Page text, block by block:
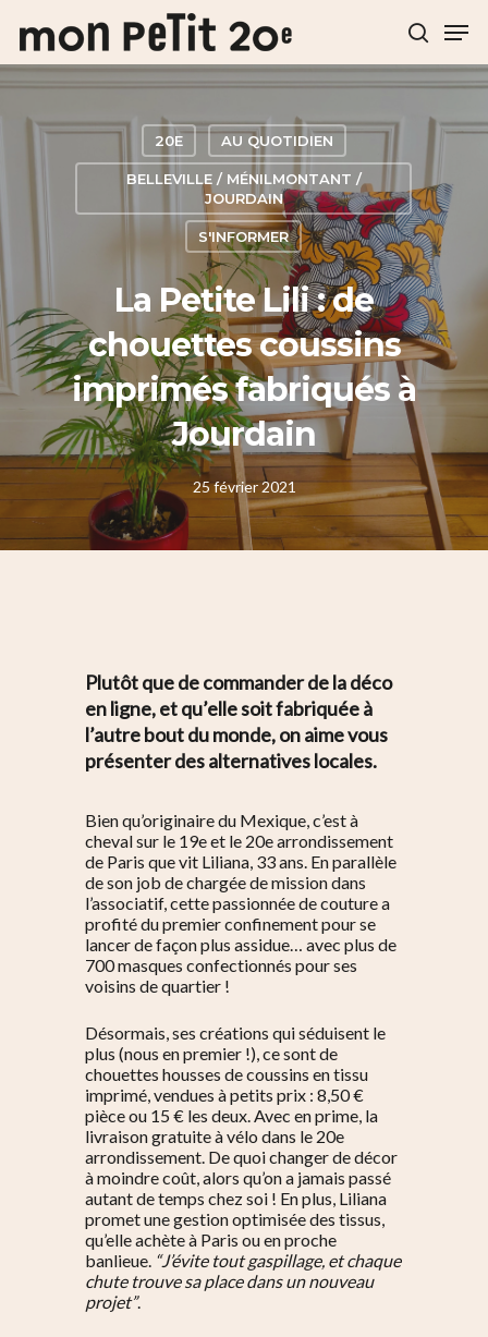
Hit enter to search or ESC to close
20E AU QUOTIDIEN
BELLEVILLE / MÉNILMONTANT /
JOURDAIN
S'INFORMER
La Petite Lili : de
chouettes coussins
imprimés fabriqués à
Jourdain
25 février 2021
Plutôt que de commander de la déco
en ligne, et qu’elle soit fabriquée à
l’autre bout du monde, on aime vous
présenter des alternatives locales.
Bien qu’originaire du Mexique, c’est à
cheval sur le 19e et le 20e arrondissement
de Paris que vit Liliana, 33 ans. En parallèle
de son job de chargée de mission dans
l’associatif, cette passionnée de couture a
profité du premier confinement pour se
lancer de façon plus assidue… avec plus de
700 masques confectionnés pour ses
voisins de quartier !
Désormais, ses créations qui séduisent le
plus (nous en premier !), ce sont de
chouettes housses de coussins en tissu
imprimé, vendues à petits prix : 8,50 €
pièce ou 15 € les deux. Avec en prime, la
livraison gratuite à vélo dans le 20e
arrondissement. De quoi changer de décor
à moindre coût, alors qu’on a jamais passé
autant de temps chez soi ! En plus, Liliana
promet une gestion optimisée des tissus,
qu’elle achète à Paris ou en proche
banlieue. “J’évite tout gaspillage, et chaque
chute trouve sa place dans un nouveau
projet”.